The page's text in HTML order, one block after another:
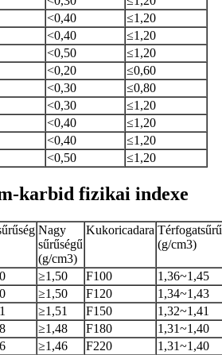
<0,40
≤1,20
<0,40
≤1,20
<0,50
≤1,20
<0,20
≤0,60
<0,30
≤0,80
<0,30
≤1,20
<0,40
≤1,20
<0,40
≤1,20
<0,50 ≤1,20
karbid fizikai indexe
Nagy
sűrűségű
(g/cm3)
Kukoricadara
(g/cm3)
≥1,50 F100
1,36~1,45
≥1,50 F120
1,34~1,43
≥1,51 F150
1,32~1,41
≥1,48 F180
1,31~1,40
≥1,46 F220
1,31~1,40